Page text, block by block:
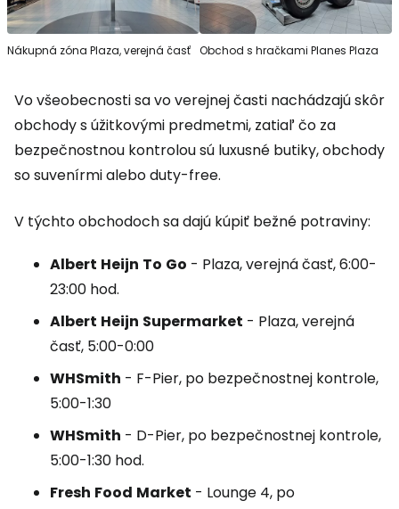
Nákupná zóna Plaza, verejná časť Obchod s hračkami Planes Plaza
Vo všeobecnosti sa vo verejnej časti nachádzajú skôr
obchody s úžitkovými predmetmi, zatiaľ čo za
bezpečnostnou kontrolou sú luxusné butiky, obchody
so suvenírmi alebo duty-free.
V týchto obchodoch sa dajú kúpiť bežné potraviny:
Albert Heijn To Go - Plaza, verejná časť, 6:00-
23:00 hod.
Albert Heijn Supermarket - Plaza, verejná
časť, 5:00-0:00
WHSmith - F-Pier, po bezpečnostnej kontrole,
5:00-1:30
WHSmith - D-Pier, po bezpečnostnej kontrole,
5:00-1:30 hod.
Fresh Food Market - Lounge 4, po